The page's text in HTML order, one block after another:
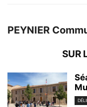
PEYNIER
SUR